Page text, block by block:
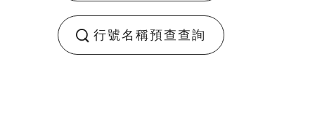
行號名稱預查查詢